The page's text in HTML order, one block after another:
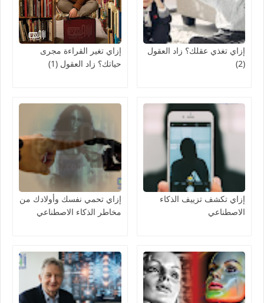
إزاي تغذي عقلك؟ زاد العقول
(2)
إزاي تغير القراءة مجرى
حياتك؟ زاد العقول (1)
إزاي تكشف تزييف الذكاء
الاصطناعي
إزاي تحمي نفسك وأولادك من
مخاطر الذكاء الاصطناعي